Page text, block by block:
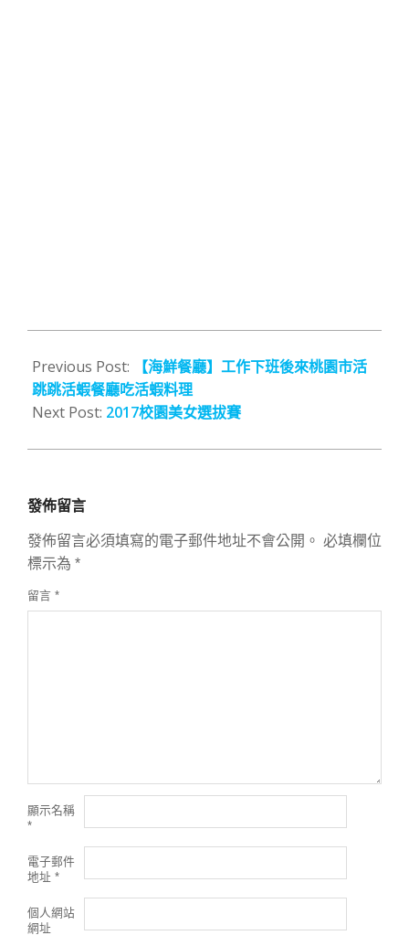
04-
22
Previous Post:
【海鮮餐廳】工作下班後來桃園市活
跳跳活蝦餐廳吃活蝦料理
Next Post: 2017校園美女選拔賽
發佈留言
發佈留言必須填寫的電子郵件地址不會公開。 必填欄位
標示為 *
留言 *
顯示名稱
*
電子郵件
地址 *
個人網站
網址